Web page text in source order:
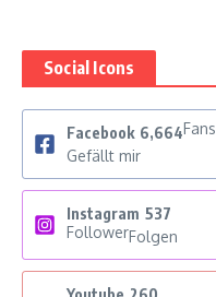
Social Icons
Facebook 6,664Fans
Gefällt mir
Instagram 537
FollowerFolgen